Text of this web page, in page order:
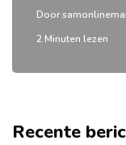
Door
2 Minuten lezen
Recente